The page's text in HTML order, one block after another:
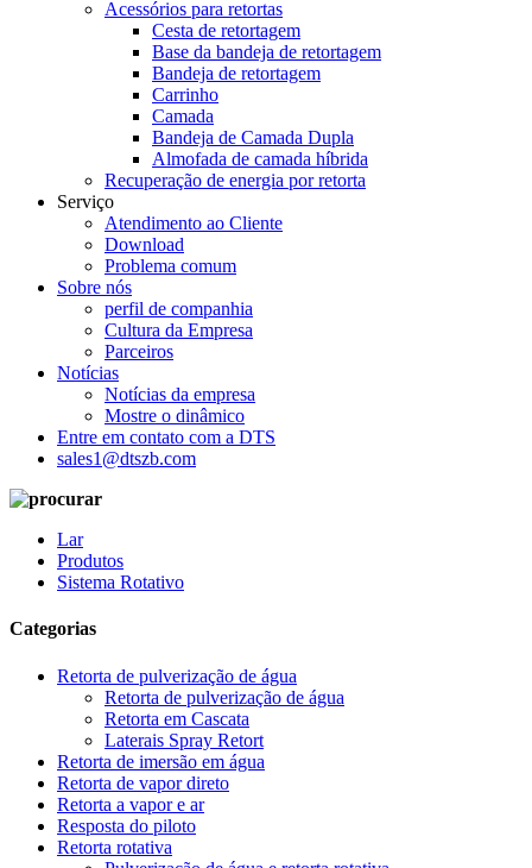
Acessórios para retortas
Cesta de retortagem
Base da bandeja de retortagem
Bandeja de retortagem
Carrinho
Camada
Bandeja de Camada Dupla
Almofada de camada híbrida
Recuperação de energia por retorta
Serviço
Atendimento ao Cliente
Download
Problema comum
Sobre nós
perfil de companhia
Cultura da Empresa
Parceiros
Notícias
Notícias da empresa
Mostre o dinâmico
Entre em contato com a DTS
sales1@dtszb.com
Lar
Produtos
Sistema Rotativo
Categorias
Retorta de pulverização de água
Retorta de pulverização de água
Retorta em Cascata
Laterais Spray Retort
Retorta de imersão em água
Retorta de vapor direto
Retorta a vapor e ar
Resposta do piloto
Retorta rotativa